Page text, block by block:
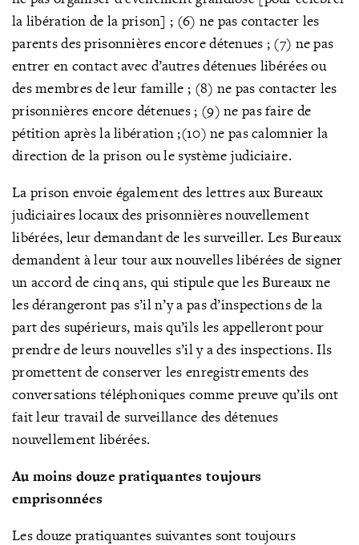
la libération de la prison] ; (6) ne pas contacter les
parents des prisonnières encore détenues ; (7) ne pas
entrer en contact avec d’autres détenues libérées ou
des membres de leur famille ; (8) ne pas contacter les
prisonnières encore détenues ; (9) ne pas faire de
pétition après la libération ;(10) ne pas calomnier la
direction de la prison ou le système judiciaire.
La prison envoie également des lettres aux Bureaux
judiciaires locaux des prisonnières nouvellement
libérées, leur demandant de les surveiller. Les Bureaux
demandent à leur tour aux nouvelles libérées de signer
un accord de cinq ans, qui stipule que les Bureaux ne
les dérangeront pas s’il n’y a pas d’inspections de la
part des supérieurs, mais qu’ils les appelleront pour
prendre de leurs nouvelles s’il y a des inspections. Ils
promettent de conserver les enregistrements des
conversations téléphoniques comme preuve qu’ils ont
fait leur travail de surveillance des détenues
nouvellement libérées.
Au moins douze pratiquantes toujours
emprisonnées
Les douze pratiquantes suivantes sont toujours